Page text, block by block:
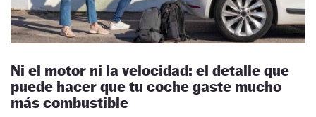
Ni el motor ni la velocidad: el detalle que
puede hacer que tu coche gaste mucho
más combustible